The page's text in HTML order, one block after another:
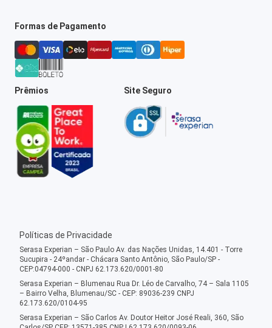
Formas de Pagamento
Prêmios Site Seguro
Políticas de Privacidade
Serasa Experian – São Paulo Av. das Nações Unidas, 14.401 - Torre
Sucupira - 24ºandar - Chácara Santo Antônio, São Paulo/SP -
CEP:04794-000 - CNPJ 62.173.620/0001-80
Serasa Experian – Blumenau Rua Dr. Léo de Carvalho, 74 – Sala 1105
– Bairro Velha, Blumenau/SC - CEP: 89036-239 CNPJ
62.173.620/0104-95
Serasa Experian – São Carlos Av. Doutor Heitor José Reali, 360, São